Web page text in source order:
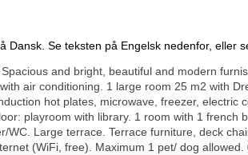
Dansk. Se teksten på Engelsk nedenfor, eller
and bright, beautiful and modern
air conditioning. 1 large room 25 m2 with
hot plates, microwave, freezer,
playroom with library. 1 room with 1 french
Large terrace. Terrace furniture, deck
(WiFi, free). Maximum 1 pet/ dog